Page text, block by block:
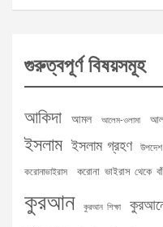
গুরুত্বপূর্ণ বিষয়সমূহ
আকিদা আমল আলেম-ওলামা
ইসলাম ইসলাম গ্রহণ উপদেশ
করোনাভাইরাস করোনা ভাইরাস থেকে
কুরআন কুরআন শিক্ষা